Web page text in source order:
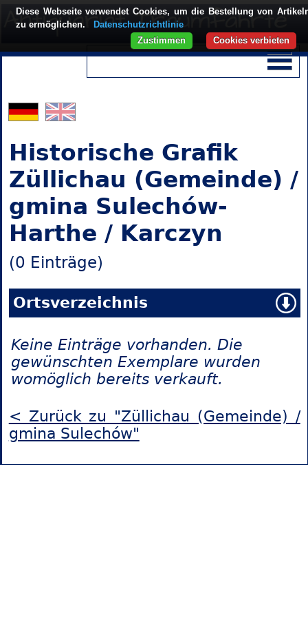
Historische Grafik
Züllichau (Gemeinde) /
gmina Sulechów-
Harthe / Karczyn
(0 Einträge)
Ortsverzeichnis
Keine Einträge vorhanden. Die
gewünschten Exemplare wurden
womöglich bereits verkauft.
< Zurück zu "Züllichau (Gemeinde) /
gmina Sulechów"
Diese Webseite verwendet Cookies, um die Bestellung von
zu ermöglichen.
Datenschutzrichtlinie
Cookies verbieten
Zustimmen